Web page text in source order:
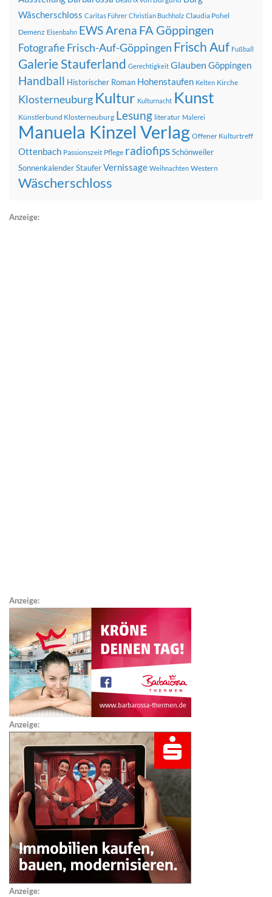
Wäscherschloss Caritas Führer Christian Buchholz Claudia Pohel
Demenz Eisenbahn EWS Arena FA Göppingen
FotografieFrisch-Auf-Göppingen Frisch Auf Fußball
Galerie Stauferland Gerechtigkeit Glauben Göppingen
Handball Historischer Roman Hohenstaufen Kelten Kirche
Klosterneuburg Kultur Kulturnacht Kunst
Künstlerbund Klosterneuburg Lesung literatur Malerei
Manuela Kinzel Verlag Offener Kulturtreff
Ottenbach Passionszeit Pflege radiofipsSchönweiler
SonnenkalenderStauferVernissage Weihnachten Western
Wäscherschloss
Anzeige:
Anzeige:
Anzeige:
Anzeige: